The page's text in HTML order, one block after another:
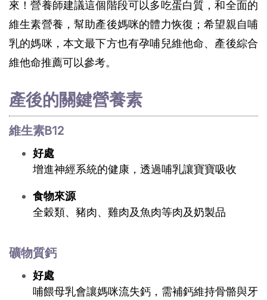
來！營養師建議這個階段可以多吃蛋白質，和全面的
維生素營養，幫助產後媽咪的體力恢復；希望親自哺
乳的媽咪，本文最下方也有孕哺兒維他命、產後綜合
維他命推薦可以參考。
產後的關鍵營養素
維生素B12
好處
增進神經系統的健康，透過哺乳讓寶寶吸收
食物來源
全穀類、豬肉、雞肉及魚肉等肉及奶製品
礦物質鈣
好處
哺餵母乳會讓媽咪流失鈣，需補鈣維持骨骼與牙